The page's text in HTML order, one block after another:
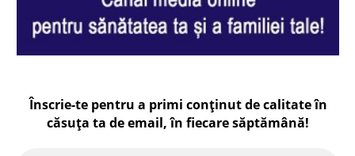
Înscrie-te pentru a primi conținut de calitate în
căsuța ta de email, în fiecaresăptămână!